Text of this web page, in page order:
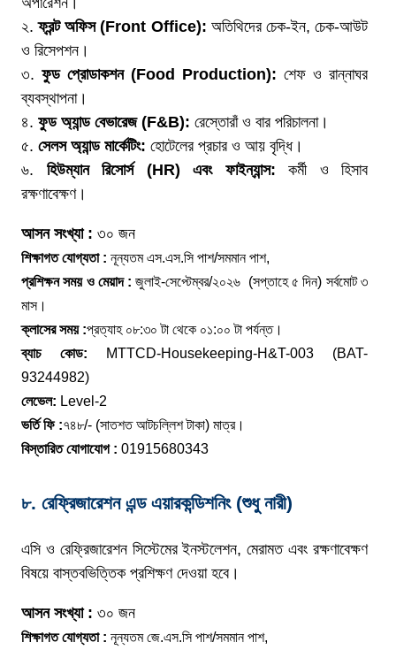
২.ফ্রন্ট অফিস(Front Office): অতিথিদের চেক-ইন, চেক-আউট
ও রিসেপশন।
৩. ফুড প্রোডাকশন(Food Production): শেফ ও রান্নাঘর
ব্যবস্থাপনা।
৪. ফুড অ্যান্ড বেভারেজ(F&B): রেস্তোরাঁ ও বার পরিচালনা।
৫. সেলস অ্যান্ড মার্কেটিং: হোটেলের প্রচার ও আয় বৃদ্ধি।
৬. হিউম্যান রিসোর্স(HR) এবং ফাইন্যান্স: কর্মী ও হিসাব
রক্ষণাবেক্ষণ।
আসন সংখ্যা : ৩০ জন
শিক্ষাগত যোগ্যতা : নূন্যতম এস.এস.সি পাশ/সমমান পাশ,
প্রশিক্ষন সময় ও মেয়াদ : জুলাই-সেপ্টেম্বর/২০২৬ (সপ্তাহে ৫ দিন) সর্বমোট ৩
মাস।
ক্লাসের সময় :প্রত্যাহ ০৮:৩০ টা থেকে ০১:০০ টা পর্যন্ত।
ব্যাচ কোড: MTTCD-Housekeeping-H&T-003 (BAT-
93244982)
লেভেল: Level-2
ভর্তি ফি :৭৪৮/- (সাতশত আটচল্লিশ টাকা) মাত্র।
বিস্তারিত যোগাযোগ : 01915680343
৮. রেফ্রিজারেশন এন্ড এয়ারকন্ডিশনিং (শুধু নারী)
এসি ও রেফ্রিজারেশন সিস্টেমের ইনস্টলেশন, মেরামত এবং রক্ষণাবেক্ষণ
বিষয়ে বাস্তবভিত্তিক প্রশিক্ষণ দেওয়া হবে।
আসন সংখ্যা : ৩০ জন
শিক্ষাগত যোগ্যতা : নূন্যতম জে.এস.সি পাশ/সমমান পাশ,